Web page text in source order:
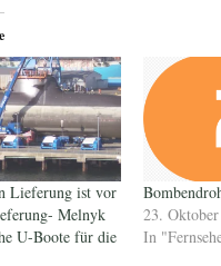
Lieferung ist vor
Melnyk
U-Boote für die
23.
In